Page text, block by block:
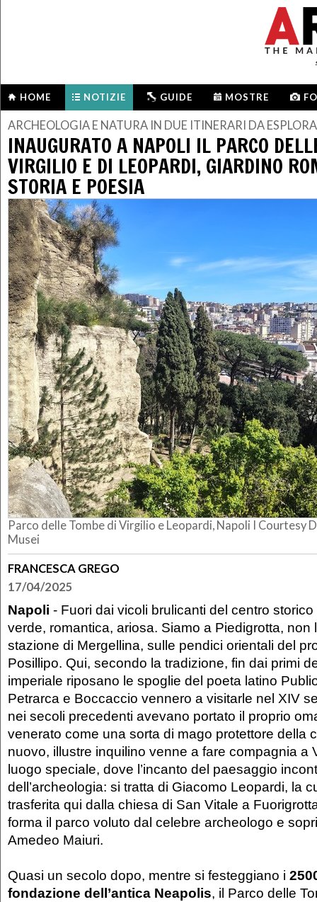
HOME NOTIZIE GUIDE MOSTRE
ARCHEOLOGIA E NATURA IN DUE ITINERARI DA
INAUGURATO A NAPOLI IL PARCO
VIRGILIO E DI LEOPARDI, GIARDINO
STORIA E POESIA
Parco delle Tombe di Virgilio e Leopardi, Napoli I Courtesy
Musei
FRANCESCA GREGO
17/04/2025
Napoli - Fuori dai vicoli brulicanti del centro storico
verde, romantica, ariosa. Siamo a Piedigrotta, non
stazione di Mergellina, sulle pendici orientali del
Posillipo. Qui, secondo la tradizione, fin dai primi
imperiale riposano le spoglie del poeta latino
Petrarca e Boccaccio vennero a visitarle nel XIV
nei secoli precedenti avevano portato il proprio
venerato come una sorta di mago protettore della
nuovo, illustre inquilino venne a fare compagnia a
luogo speciale, dove l’incanto del paesaggio
dell’archeologia: si tratta di Giacomo Leopardi, la
trasferita qui dalla chiesa di San Vitale a
forma il parco voluto dal celebre archeologo e
Amedeo Maiuri.
Quasi un secolo dopo, mentre si festeggiano i
fondazione dell’antica Neapolis, il Parco delle